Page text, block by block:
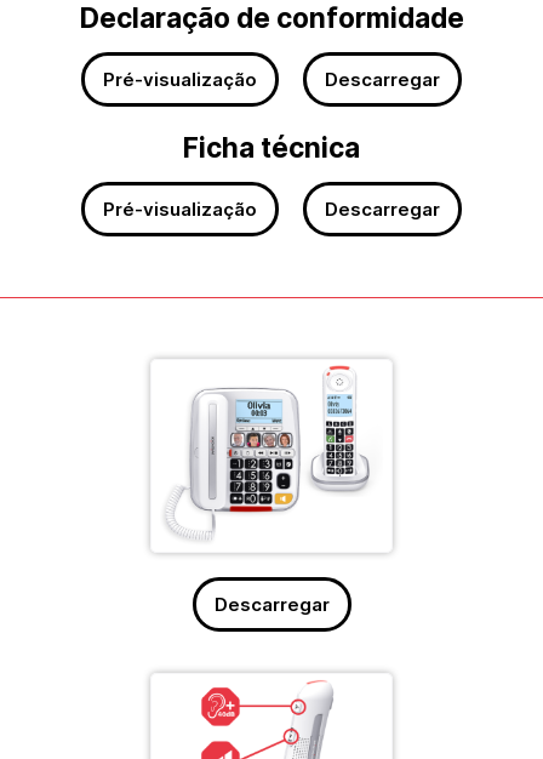
Declaração de conformidade
Pré-visualização Descarregar
Ficha técnica
Pré-visualização Descarregar
Descarregar